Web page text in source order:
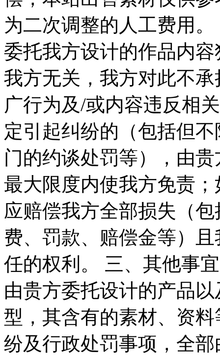
为二次调整的人工费用
委托我方设计的作品内
我方无关，我方对此不
广行为及/或内容违反相
定引起纠纷的（包括但
门的约谈处罚等），由
最大限度内使我方免责
应赔偿我方全部损失（
费、罚款、赔偿金等）
任的权利。 三、其他事
由贵方委托设计的产品
型，其含有的素材、资
纷及行政处罚事项，全